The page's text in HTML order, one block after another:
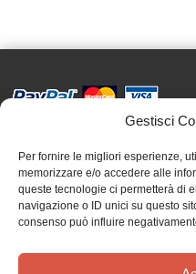
Gestisci
Per fornire le migliori esperienze,
memorizzare e/o accedere alle
queste tecnologie ci permetterà di
navigazione o ID unici su questo
consenso può influire
C.F. e P.IVA 09655250018
Via Tre Denti, 1 - 10060
Telefono: (+39) 0121
info@effata.it